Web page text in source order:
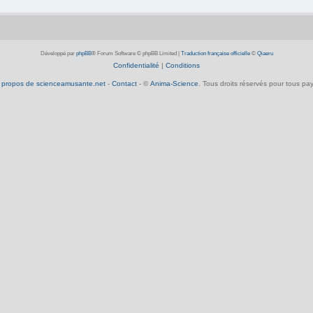
Développé par phpBB® Forum Software © phpBB Limited Traduction française officielle© Qiaeru
Confidentialité | Conditions
propos de scienceamusante.net- Contact- © Anima-Science . Tous droits réservés pour tous